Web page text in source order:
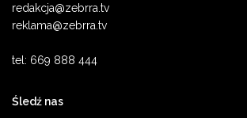
redakcja@zebrra.tv
reklama@zebrra.tv
tel: 669 888 444
Śledź nas